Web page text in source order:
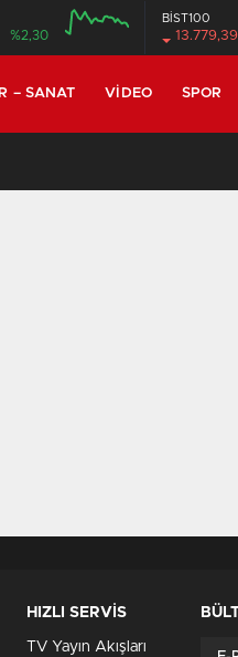
%2,30
BİST100
13.779,39
– SANAT VIDEO SPOR
HIZLI SERVİS
TV Yayın Akışları